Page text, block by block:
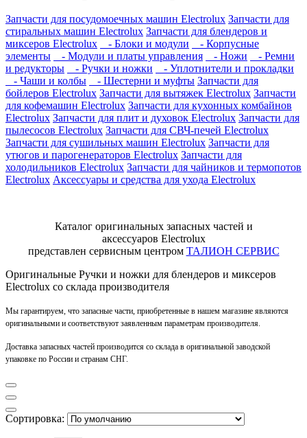
Запчасти для посудомоечных машин Electrolux Запчасти для
стиральных машин Electrolux Запчасти для блендеров и
миксеров Electrolux
- Блоки и модули
- Корпусные
элементы
- Модули и платы управления - Ножи
- Ремни
и редукторы
- Ручки и ножки
- Уплотнители и прокладки
- Чаши и колбы
- Шестерни и муфты Запчасти для
бойлеров Electrolux Запчасти для вытяжек Electrolux Запчасти
для кофемашин Electrolux Запчасти для кухонных комбайнов
Electrolux Запчасти для плит и духовок Electrolux Запчасти для
пылесосов Electrolux Запчасти для СВЧ-печей Electrolux
Запчасти для сушильных машин Electrolux Запчасти для
утюгов и парогенераторов Electrolux Запчасти для
холодильников Electrolux Запчасти для чайников и термопотов
Electrolux Аксессуары и средства для ухода Electrolux
Каталог оригинальных запасных частей и
аксессуаров Electrolux
представлен сервисным центром ТАЛИОН СЕРВИС
Оригинальные Ручки и ножки для блендеров и миксеров
Electrolux со склада производителя
Мы гарантируем, что запасные части, приобретенные в нашем магазине являются
оригинальными и соответствуют заявленным параметрам производителя.
Доставка запасных частей производится со склада в оригинальной заводской
упаковке по России и странам СНГ.
Сортировка: